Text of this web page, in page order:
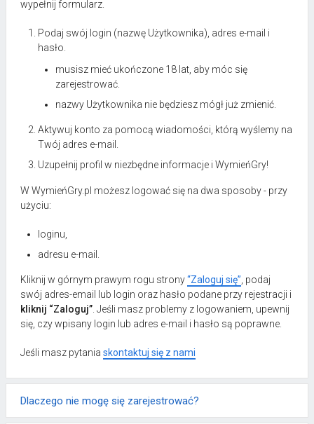
wypełnij formularz.
Podaj swój login (nazwę Użytkownika), adres e-mail i
hasło.
musisz mieć ukończone 18 lat, aby móc się
zarejestrować.
nazwy Użytkownika nie będziesz mógł już zmienić.
Aktywuj konto za pomocą wiadomości, którą wyślemy na
Twój adres e-mail.
Uzupełnij profil w niezbędne informacje i WymieńGry!
W WymieńGry.pl możesz logować się na dwa sposoby - przy
użyciu:
loginu,
adresu e-mail.
Kliknij w górnym prawym rogu strony“Zaloguj się” , podaj
swój adres-email lub login oraz hasło podane przy rejestracji i
kliknij “Zaloguj” . Jeśli masz problemy z logowaniem, upewnij
się, czy wpisany login lub adres e-mail i hasło są poprawne.
Jeśli masz pytania skontaktuj się z nami
Dlaczego nie mogę się zarejestrować?